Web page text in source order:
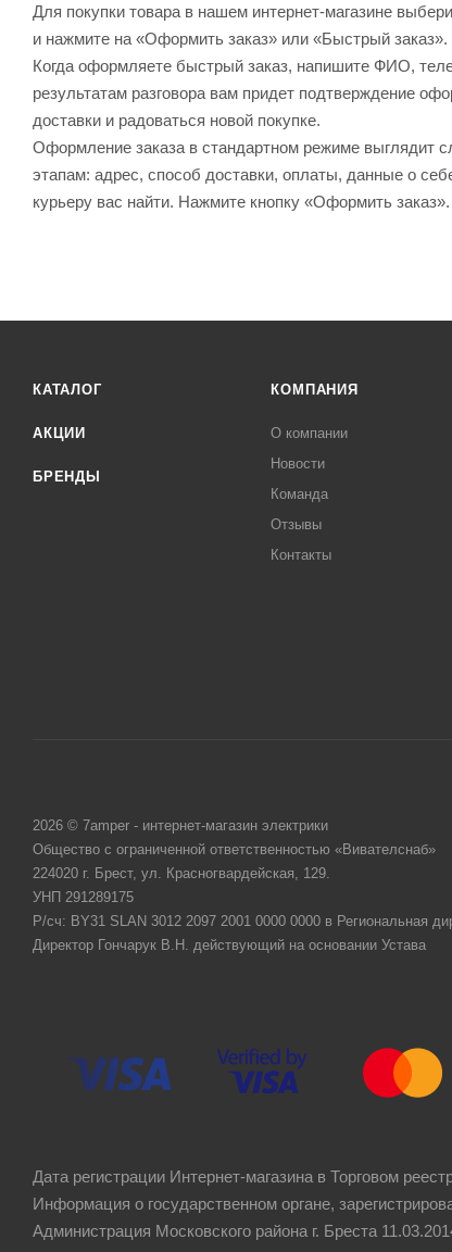
Для покупки товара в нашем интернет-магазине
и нажмите на «Оформить заказ» или «Быстрый заказ».
Когда оформляете быстрый заказ, напишите ФИО,
результатам разговора вам придет подтверждение
доставки и радоваться новой покупке.
Оформление заказа в стандартном режиме
этапам: адрес, способ доставки, оплаты, данные о
курьеру вас найти. Нажмите кнопку «Оформить заказ».
КАТАЛОГ
АКЦИИ
БРЕНДЫ
КОМПАНИЯ
О компании
Новости
Команда
Отзывы
Контакты
2026 © 7amper - интернет-магазин электрики
Общество с ограниченной ответственностью «Вивателснаб»
224020 г. Брест, ул. Красногвардейская, 129.
УНП 291289175
Р/сч: BY31 SLAN 3012 2097 2001 0000 0000 в Региональная
Директор Гончарук В.Н. действующий на основании Устава
Дата регистрации Интернет-магазина в Торговом
Информация о государственном органе,
Администрация Московского района г. Бреста